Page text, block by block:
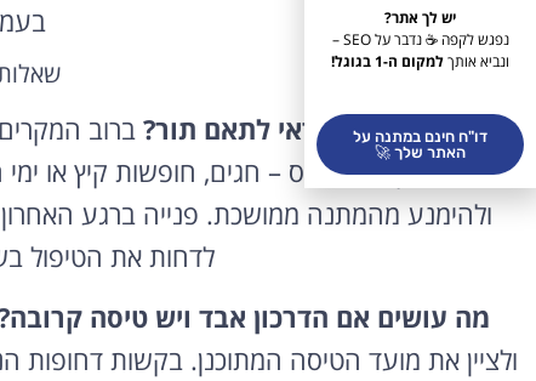
כמה זמן מראש כדאי לתאם תור?ברוב
הרצוי, ובתקופות עומס – חגים, חופשות קיץ או
ולהימנע מהמתנה ממושכת. פנייה ברגע
לדחות את הטיפול
מה עושים אם הדרכון אבד ויש טיסה
ולציין את מועד הטיסה המתוכנן. בקשות דחופות
יש לך אתר?
נפגש לקפה ☕ נדבר על SEO –
ונביא אותךלמקום ה-1 בגוגל!
דו"ח חינם במתנה על
האתר שלך 🚀